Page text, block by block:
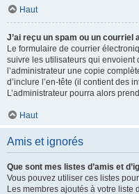
Haut
J’ai reçu un spam ou un courriel
Le formulaire de courrier
suivre les utilisateurs qui envoient
l’administrateur une copie
d’inclure l’en-tête (il contient des
L’administrateur pourra alors
Haut
Amis et ignorés
Que sont mes listes d’amis et
Vous pouvez utiliser ces listes
Les membres ajoutés à votre liste